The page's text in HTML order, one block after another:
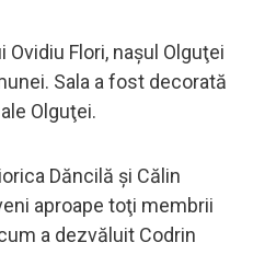
Flori, naşul Olguţei
Sala a fost decorată
Olguţei.
Dăncilă și Călin
aproape toţi membrii
a dezvăluit Codrin